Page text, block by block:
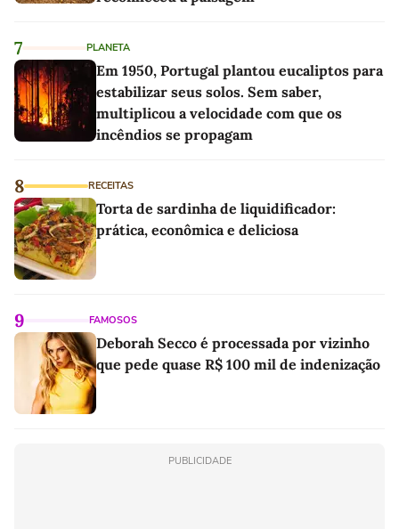
7 PLANETA
Em 1950, Portugal plantou eucaliptos para
estabilizar seus solos. Sem saber,
multiplicou a velocidade com que os
incêndios se propagam
8 RECEITAS
Torta de sardinha de liquidificador:
prática, econômica e deliciosa
9 FAMOSOS
Deborah Secco é processada por vizinho
que pede quase R$ 100 mil de indenização
PUBLICIDADE